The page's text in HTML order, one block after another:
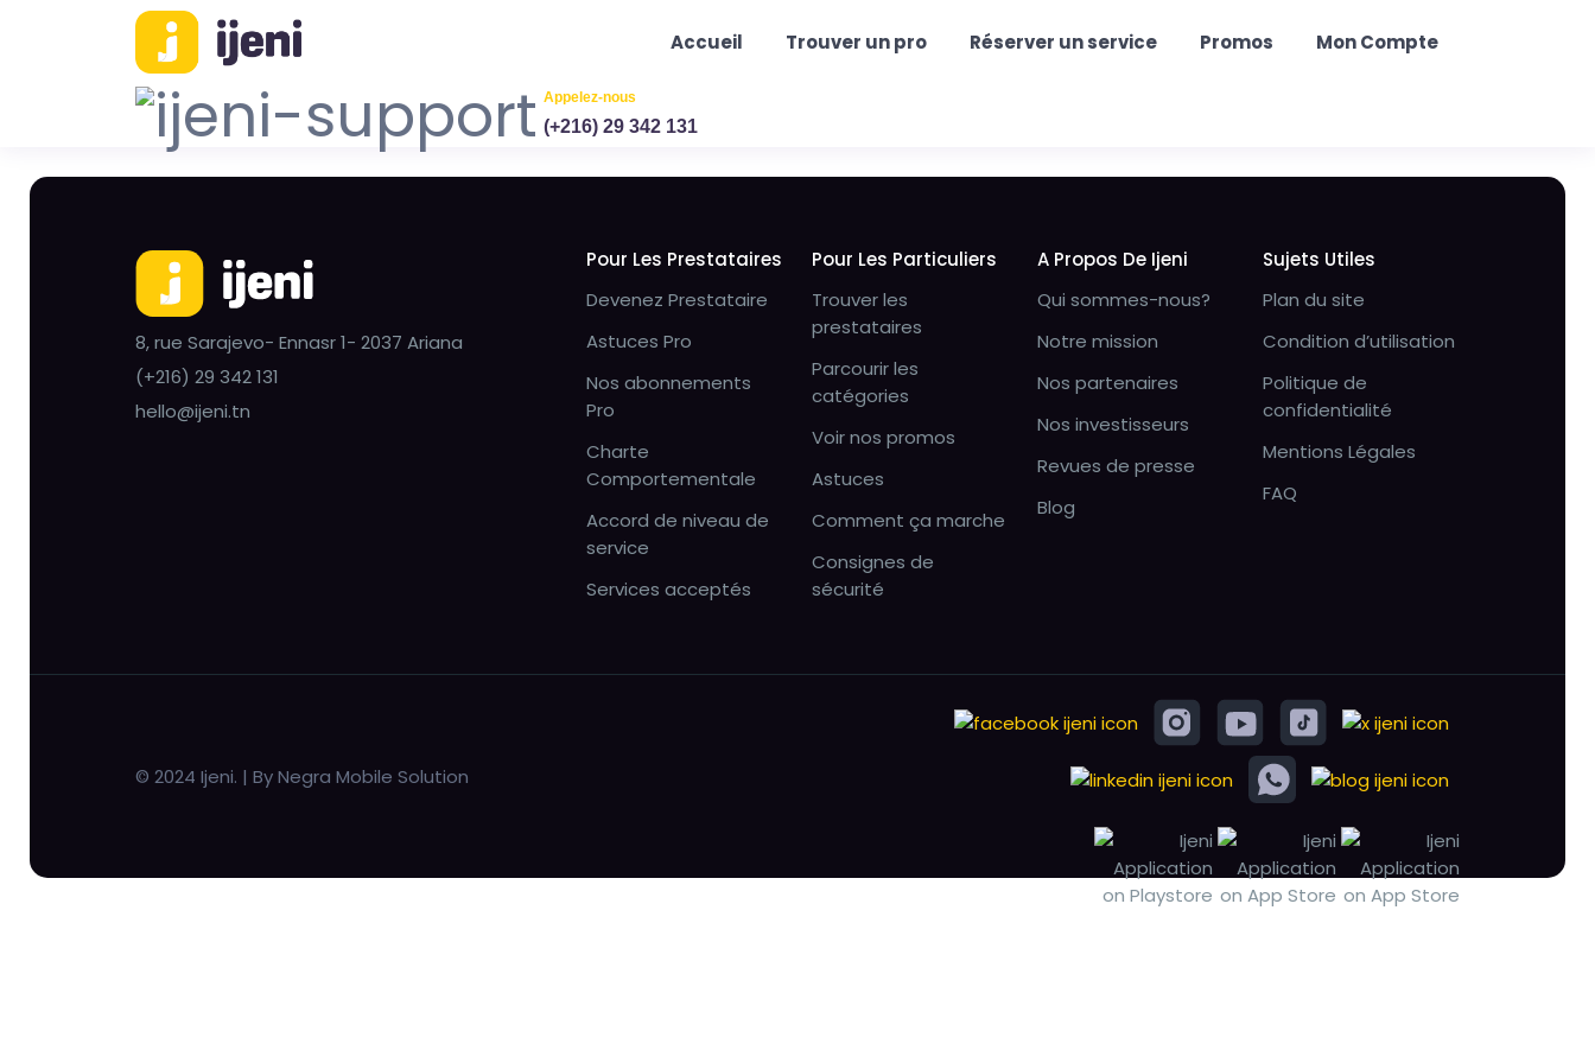
Accueil Trouver un pro Réserver un service Promos Mon Compte
Appelez-nous
(+216) 29 342 131
8, rue Sarajevo- Ennasr 1- 2037 Ariana
(+216) 29 342 131
hello@ijeni.tn
Pour Les Prestataires
Devenez Prestataire
Astuces Pro
Nos abonnements
Pro
Charte
Comportementale
Accord de niveau de
service
Services acceptés
Pour Les Particuliers
Trouver les
prestataires
Parcourir les
catégories
Voir nos promos
Astuces
Comment ça marche
Consignes de
sécurité
A Propos De Ijeni
Qui sommes-nous?
Notre mission
Nos partenaires
Nos investisseurs
Revues de presse
Blog
Sujets Utiles
Plan du site
Condition d’utilisation
Politique de
confidentialité
Mentions Légales
FAQ
© 2024 Ijeni. | By Negra Mobile Solution